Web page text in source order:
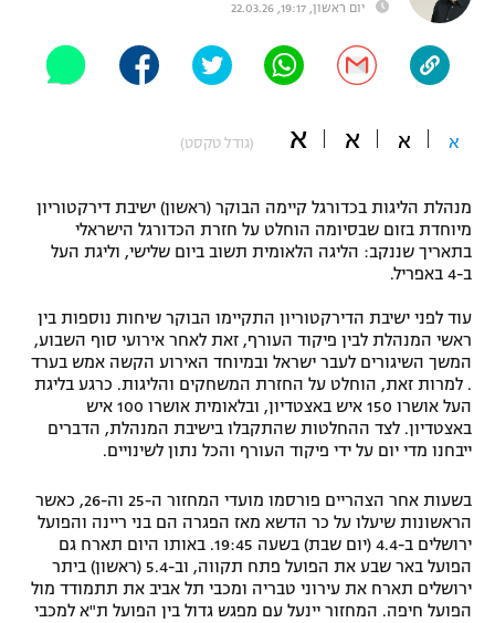
"מחצית בשכונה" – פודקאסט
משתתפים וזוכים בפרסים
תקנון עבור פעילות אלקטרה
טניס
גיימינג E-Sports
תנאי שימוש
מדיניות פרטיות
תקנון פעילות ספורט 1
רשיון להקרנה פומבית לבית עסק
הצטרפות לחבילת הערוצים
היאבקות WWE
אופניים
פוטבול אמריקאי NFL
בייסבול MLB
ספורט אתגרי ואקסטרים
אומנויות לחימה
גיימינג E-Sports
יום ראשון, 19:17, 22.03.26
א א א א (גודל טקסט)
מנהלת הליגות בכדורגל קיימה הבוקר (ראשון) ישיבת דירקטוריון
מיוחדת בזום שבסיומה הוחלט על חזרת הכדורגל הישראלי
בתאריך שננקב: הליגה הלאומית תשוב ביום שלישי, וליגת העל
ב-4 באפריל.
עוד לפני ישיבת הדירקטוריון התקיימו הבוקר שיחות נוספות בין
ראשי המנהלת לבין פיקוד העורף, זאת לאחר אירועי סוף השבוע,
המשך השיגורים לעבר ישראל ובמיוחד האירוע הקשה אמש בערד
. למרות זאת, הוחלט על החזרת המשחקים והליגות. כרגע בליגת
העל אושרו 150 איש באצטדיון, ובלאומית אושרו 100 איש
באצטדיון. לצד ההחלטות שהתקבלו בישיבת המנהלת, הדברים
ייבחנו מדי יום על ידי פיקוד העורף והכל נתון לשינויים.
בשעות אחר הצהריים פורסמו מועדי המחזור ה-25 וה-26, כאשר
הראשונות שיעלו על כר הדשא מאז הפגרה הם בני ריינה והפועל
ירושלים ב-4.4 (יום שבת) בשעה 19:45. באותו היום תארח גם
הפועל באר שבע את הפועל פתח תקווה, וב-5.4 (ראשון) ביתר
ירושלים תארח את עירוני טבריה ומכבי תל אביב את תתמודד מול
הפועל חיפה. המחזור יינעל עם מפגש גדול בין הפועל ת"א למכבי